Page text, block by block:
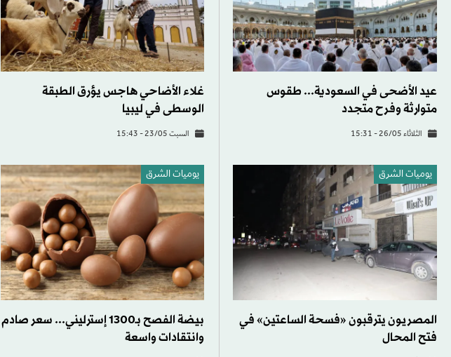
عيد الأضحى في السعودية... طقوس
متوارثة وفرح متجدد
الثلاثاء 26/05 - 15:31
غلاء الأضاحي هاجس يؤرق الطبقة
الوسطى في ليبيا
السبت 23/05 - 15:43
يوميات الشرق
المصريون يترقبون «فسحة الساعتين» في
فتح المحال
يوميات الشرق
بيضة الفصح بـ1300 إسترليني... سعر صادم
وانتقادات واسعة